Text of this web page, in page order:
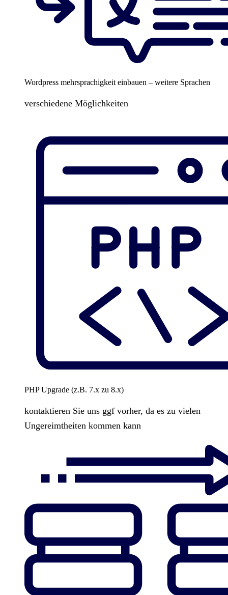
Wordpress mehrsprachigkeit einbauen – weitere Sprachen
verschiedene Möglichkeiten
PHP Upgrade (z.B. 7.x zu 8.x)
kontaktieren Sie uns ggf vorher, da es zu vielen
Ungereimtheiten kommen kann